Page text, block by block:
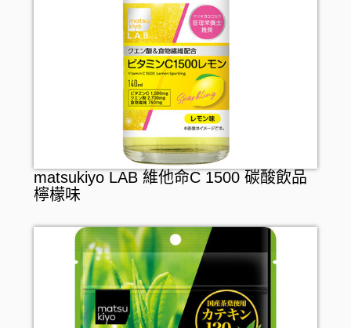
matsukiyo LAB 維他命C 1500 碳酸飲品
檸檬味